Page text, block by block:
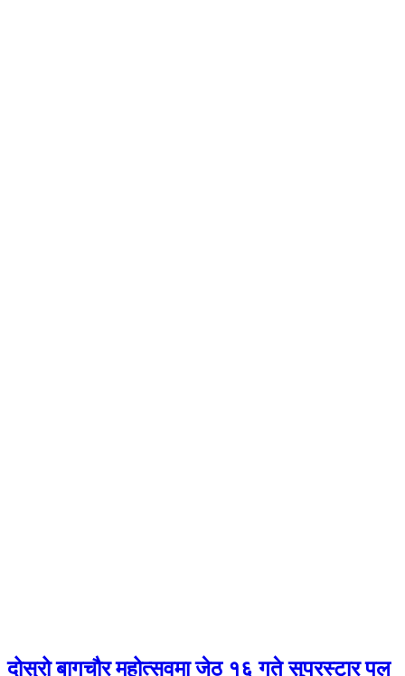
दोस्रो बागचौर महोत्सवमा जेठ १६ गते सुपरस्टार पल